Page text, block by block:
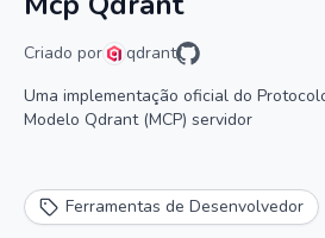
Criado por
qdrant
Uma implementação oficial do
Modelo Qdrant (MCP) servidor
Ferramentas de Desenvolvedor